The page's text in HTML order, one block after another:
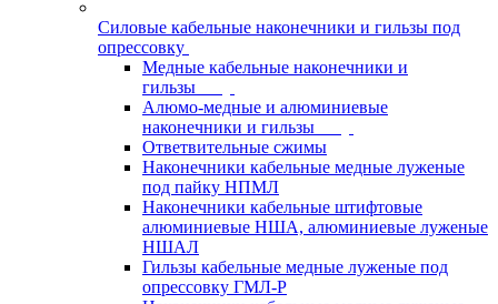
Силовые кабельные наконечники и гильзы под
опрессовку
Медные кабельные наконечники и
гильзы
Алюмо-медные и алюминиевые
наконечники и гильзы
Ответвительные сжимы
Наконечники кабельные медные луженые
под пайку НПМЛ
Наконечники кабельные штифтовые
алюминиевые НША, алюминиевые луженые
НШАЛ
Гильзы кабельные медные луженые под
опрессовку ГМЛ-Р